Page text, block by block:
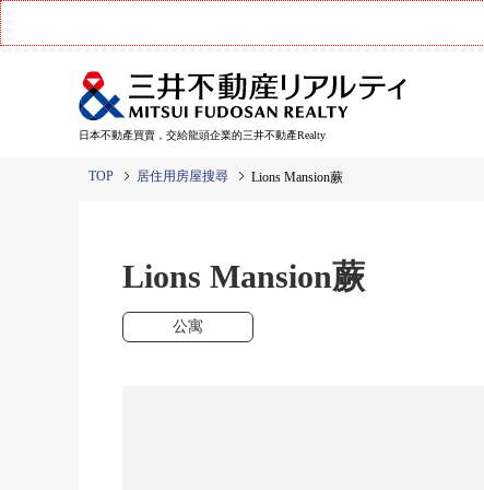
日本不動產買賣，交給龍頭企業的三井不動產Realty
TOP 居住用房屋搜尋 Lions Mansion蕨
Lions Mansion蕨
公寓